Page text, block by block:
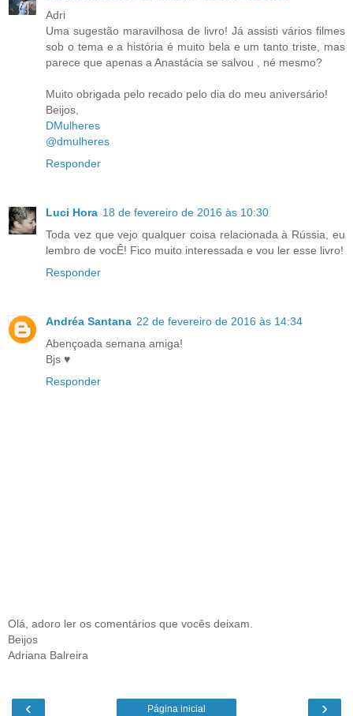
Adri
Uma sugestão maravilhosa de livro! Já assisti vários filmes
sob o tema e a história é muito bela e um tanto triste, mas
parece que apenas a Anastácia se salvou , né mesmo?
Muito obrigada pelo recado pelo dia do meu aniversário!
Beijos,
DMulheres
@dmulheres
Responder
Luci Hora 18 de fevereiro de 2016 às 10:30
Toda vez que vejo qualquer coisa relacionada à Rússia, eu
lembro de vocÊ! Fico muito interessada e vou ler esse livro!
Responder
Andréa Santana 22 de fevereiro de 2016 às 14:34
Abençoada semana amiga!
Bjs ♥
Responder
Olá, adoro ler os comentários que vocês deixam.
Beijos
Adriana Balreira
‹ ›
Página inicial